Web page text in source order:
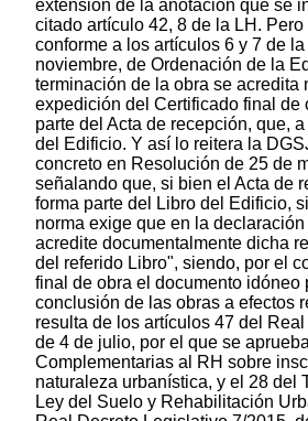
extensión de la anotación que se
citado artículo 42, 8 de la LH.
conforme a los artículos 6 y 7 de
noviembre, de Ordenación de la
terminación de la obra se acredita
expedición del Certificado final de
parte del Acta de recepción, que,
del Edificio. Y así lo reitera la
concreto en Resolución de 25 de
señalando que, si bien el Acta de
forma parte del Libro del Edificio,
norma exige que en la
acredite documentalmente dicha
del referido Libro", siendo, por el
final de obra el documento idóneo
conclusión de las obras a efectos
resulta de los artículos 47 del
de 4 de julio, por el que se
Complementarias al RH sobre
naturaleza urbanística, y el 28 del
Ley del Suelo y Rehabilitación